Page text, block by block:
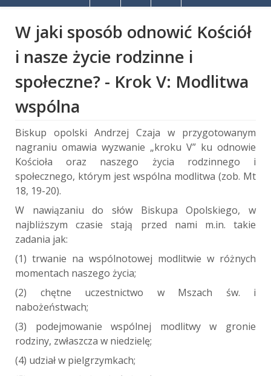
W jaki sposób odnowić Kościół
i nasze życie rodzinne i
społeczne? - Krok V: Modlitwa
wspólna
Biskup opolski Andrzej Czaja w przygotowanym
nagraniu omawia wyzwanie „kroku V” ku odnowie
Kościoła oraz naszego życia rodzinnego i
społecznego, którym jest wspólna modlitwa (zob. Mt
18, 19-20).
W nawiązaniu do słów Biskupa Opolskiego, w
najbliższym czasie stają przed nami m.in. takie
zadania jak:
(1) trwanie na wspólnotowej modlitwie w różnych
momentach naszego życia;
(2) chętne uczestnictwo w Mszach św. i
nabożeństwach;
(3) podejmowanie wspólnej modlitwy w gronie
rodziny, zwłaszcza w niedzielę;
(4) udział w pielgrzymkach;